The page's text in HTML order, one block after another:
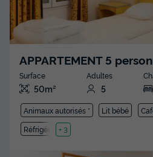
APPARTEMENT 5
Surface
50m²
Adultes
5
Animaux autorisés * Lit bébé
Réfrigérateur
+ 3